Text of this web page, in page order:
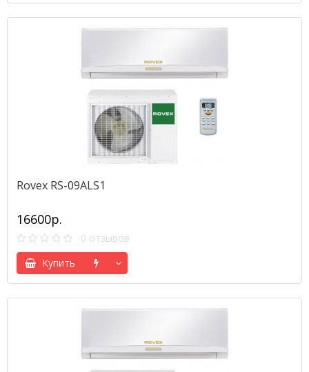
Rovex RS-09ALS1
16600р.
0 отзывов
Купить